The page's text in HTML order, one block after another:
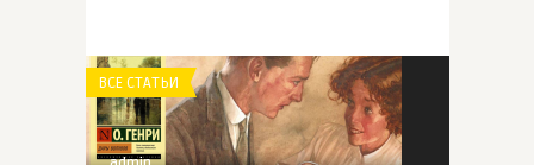
ВСЕ СТАТЬИ